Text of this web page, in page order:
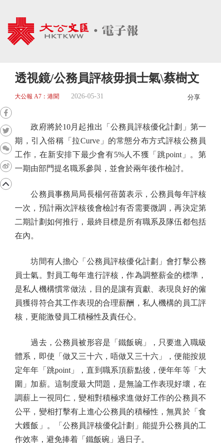
透視鏡/公務員評核毋損士氣\蔡樹文
大公報 A7：港聞 2026-05-31 分享
政府將於10月起推出「公務員評核優化計劃」第一
期，引入俗稱「拉Curve」的常態分布方式評核公務員
工作，在新安排下最少會有5%人不獲「跳point」。第
一期由部門提名職系參與，並會於兩年後作檢討。
公務員事務局局長楊何蓓茵表示，公務員每年評核
一次，預計兩次評核後會檢討有否需要微調，再決定第
二期計劃如何推行，最終目標是所有職系及隊伍都包括
在內。
坊間有人擔心「公務員評核優化計劃」會打擊公務
員士氣。對員工每年進行評核，作為調整薪金的標準，
是私人機構慣常做法，目的是讓有貢獻、表現良好的僱
員獲得符合其工作表現的合理薪酬，私人機構的員工評
核，更能激發員工積極性及責任心。
過去，公務員被形容是「鐵飯碗」，只要進入職級
體系，即使「做又三十六，唔做又三十六」，便能按規
定年年「跳point」，直到職系頂薪點後，便年年等「大
圍」加薪。這制度最大問題，是無論工作表現好壞，在
調薪上一視同仁，變相對積極求進做好工作的公務員不
公平，變相打擊有上進心公務員的積極性，無異於「食
大鑊飯」。「公務員評核優化計劃」能提升公務員的工
作效率，避免捧着「鐵飯碗」過日子。